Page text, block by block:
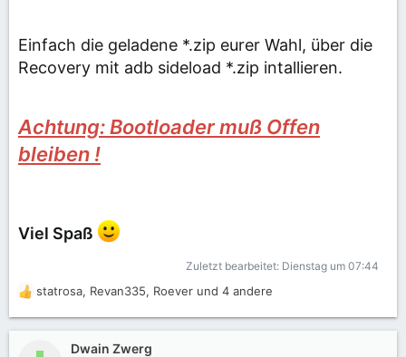
Einfach die geladene *.zip eurer Wahl, über die
Recovery mit adb sideload *.zip intallieren.
Achtung: Bootloader muß Offen
bleiben !
Viel Spaß
Zuletzt bearbeitet: Dienstag um 07:44
R
e
a
statrosa, Revan335, Roever und 4 andere
Dwain Zwerg